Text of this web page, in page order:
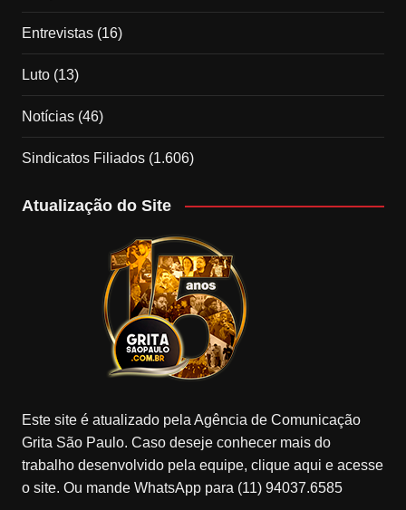
Entrevistas(16)
Luto(13)
Notícias(46)
Sindicatos Filiados(1.606)
Atualização do Site
Este site é atualizado pela Agência de Comunicação
Grita São Paulo. Caso deseje conhecer mais do
trabalho desenvolvido pela equipe, clique aqui e acesse
o site. Ou mande WhatsApp para (11) 94037.6585